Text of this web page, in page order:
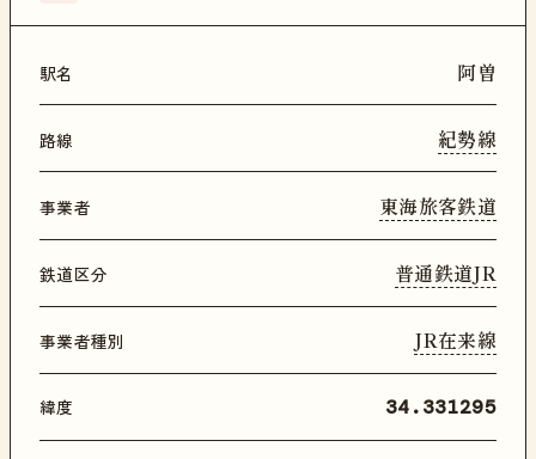
駅名 阿曽
路線 紀勢線
事業者 東海旅客鉄道
鉄道区分 普通鉄道JR
事業者種別 JR在来線
緯度 34.331295